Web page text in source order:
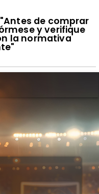
de comprar
y verifique
la normativa